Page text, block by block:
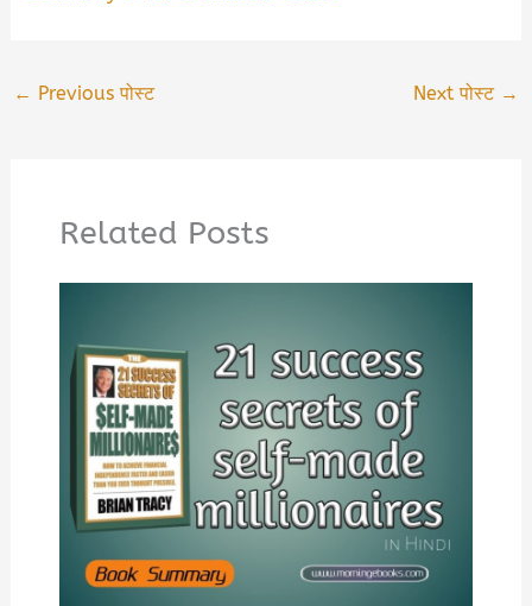
← Previous पोस्ट Next पोस्ट →
Related Posts